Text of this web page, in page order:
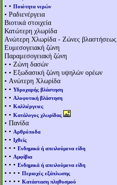
• • Ποιότητα νερών
• Ραδιενέργεια
Βιοτικά στοιχεία
Κατώτερη χλωρίδα
Aνώτερη Χλωρίδα - Ζώνες βλαστήσεως
Ευμεσογειακή ζώνη
Παραμεσογειακή ζώνη
• • Ζώνη δασών
• • Εξωδασική ζώνη υψηλών ορέων
• Aνώτερη Χλωρίδα
• • Υδροχαρής βλάστηση
• • Αλοφυτική βλάστηση
• • Καλλιέργειες
• • Κατάλογος χλωρίδας
• Πανίδα
• • Αρθρόποδα
• • Ιχθείς
• • • Ενδημικά ή απειλούμενα είδη
• • Αμφίβια
• • • Ενδημικά ή απειλούμενα είδη
• • • • Περιοχές εξάπλωσης
• • • • Κατάσταση πληθυσμού